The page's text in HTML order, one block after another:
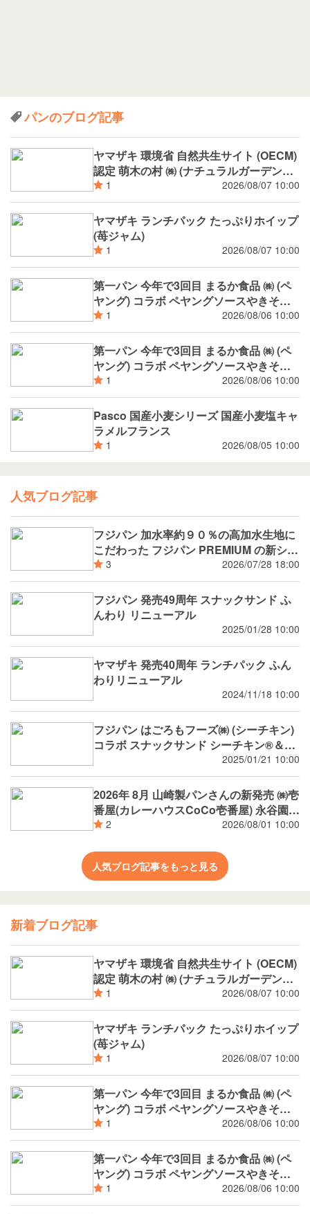
パンのブログ記事
ヤマザキ 環境省 自然共生サイト (OECM)
認定 萌木の村 ㈱ (ナチュラルガーデンズ
MOEGI) コラボ ランチパック シャインマ
スカットジャム と 白桃ジャム
1 2026/08/07 10:00
ヤマザキ ランチパック たっぷりホイップ
(苺ジャム)
1 2026/08/07 10:00
第一パン 今年で3回目 まるか食品 ㈱ (ペ
ヤング) コラボ ペヤングソースやきそば
揚げパン
1 2026/08/06 10:00
第一パン 今年で3回目 まるか食品 ㈱ (ペ
ヤング) コラボ ペヤングソースやきそば
パン1 2026/08/06 10:00
Pasco 国産小麦シリーズ 国産小麦塩キャ
ラメルフランス
1 2026/08/05 10:00
人気ブログ記事
フジパン 加水率約９０％の高加水生地に
こだわった フジパン PREMIUM の新シリ
ーズ 潤rich（うるおいりっち）うるおい
サンド ブルーベリー 8月新発売
3 2026/07/28 18:00
フジパン 発売49周年 スナックサンド ふ
んわり リニューアル
2025/01/28 10:00
ヤマザキ 発売40周年 ランチパック ふん
わりリニューアル
2024/11/18 10:00
フジパン はごろもフーズ㈱ (シーチキン)
コラボ スナックサンド シーチキン®️＆タ
2025/01/21 10:00
2026年 8月 山崎製パンさんの新発売 ㈱壱
番屋(カレーハウスCoCo壱番屋) 永谷園
(広東風かに玉 麻婆春雨) 新潟市消防局 ㈱
ト (OECM) 認定 萌木の村 ㈱ (ナチュラル
ガーデンズMOEGI) 阪神タイガース コラ
ボ等
2 2026/08/01 10:00
人気ブログ記事をもっと見る
新着ブログ記事
ヤマザキ 環境省 自然共生サイト (OECM)
認定 萌木の村 ㈱ (ナチュラルガーデンズ
MOEGI) コラボ ランチパック シャインマ
スカットジャム と 白桃ジャム
1 2026/08/07 10:00
ヤマザキ ランチパック たっぷりホイップ
(苺ジャム)
1 2026/08/07 10:00
第一パン 今年で3回目 まるか食品 ㈱ (ペ
ヤング) コラボ ペヤングソースやきそば
揚げパン
1 2026/08/06 10:00
第一パン 今年で3回目 まるか食品 ㈱ (ペ
ヤング) コラボ ペヤングソースやきそば
パン1 2026/08/06 10:00